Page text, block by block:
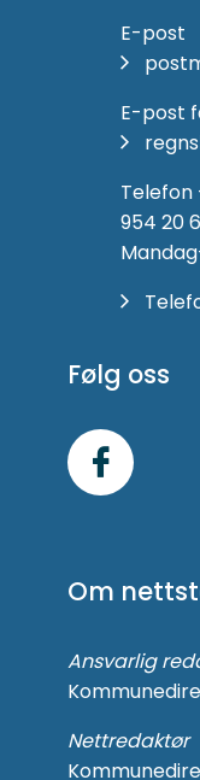
E-post
E-post
954 20
Følg oss
Facebook
Om
Ansvarlig
Nettredaktør